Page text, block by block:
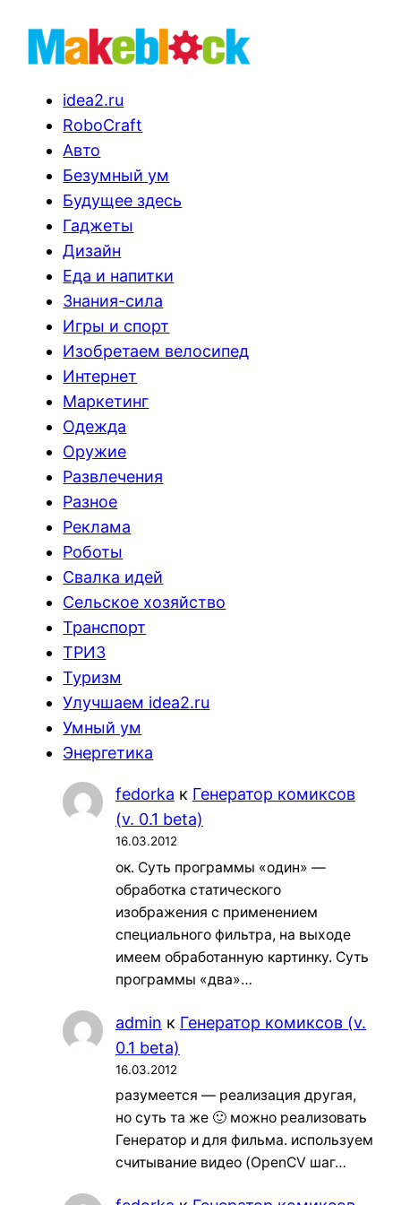
idea2.ru
RoboCraft
Авто
Безумный ум
Будущее здесь
Гаджеты
Дизайн
Еда и напитки
Знания-сила
Игры и спорт
Изобретаем велосипед
Интернет
Маркетинг
Одежда
Оружие
Развлечения
Разное
Реклама
Роботы
Свалка идей
Сельское хозяйство
Транспорт
ТРИЗ
Туризм
Улучшаем idea2.ru
Умный ум
Энергетика
fedorka к Генератор комиксов
(v. 0.1 beta)
16.03.2012
ок. Суть программы «один» —
обработка статического
изображения с применением
специального фильтра, на выходе
имеем обработанную картинку. Суть
программы «два»…
admin к Генератор комиксов (v.
0.1 beta)
16.03.2012
разумеется — реализация другая,
но суть та же 🙂 можно реализовать
Генератор и для фильма. используем
считывание видео (OpenCV шаг…